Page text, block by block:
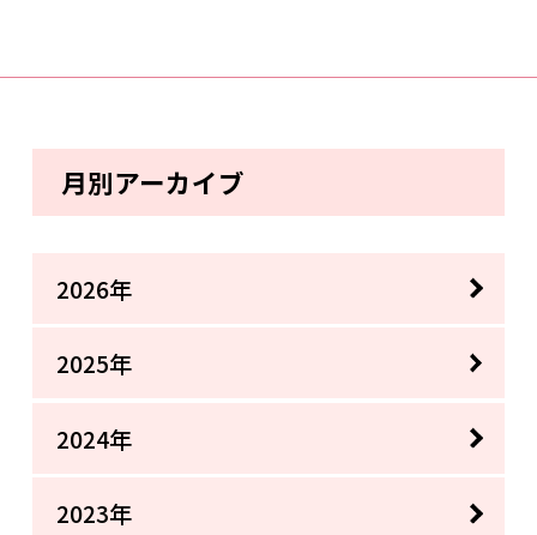
月別アーカイブ
2026年
2025年
2024年
2023年